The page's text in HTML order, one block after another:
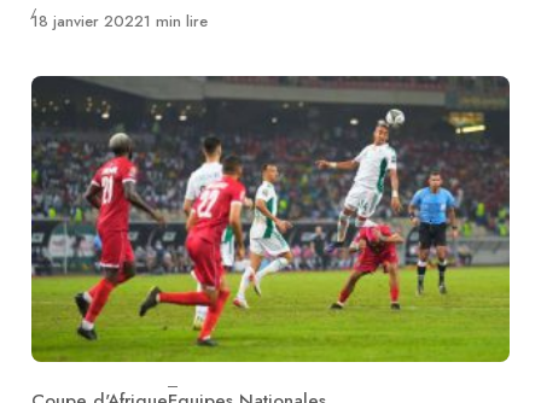
Publié
18 janvier 20221 min lire